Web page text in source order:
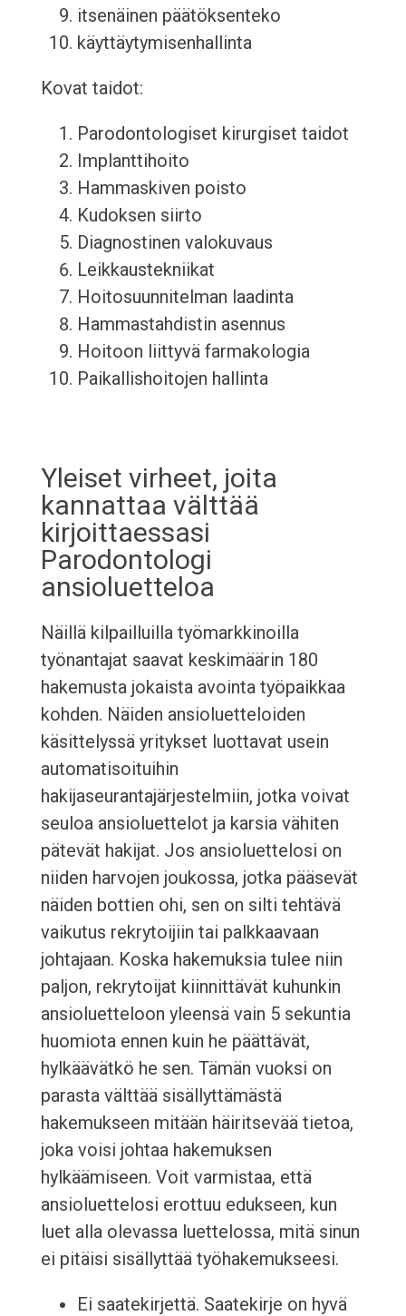
itsenäinen päätöksenteko
käyttäytymisenhallinta
Kovat taidot:
Parodontologiset kirurgiset taidot
Implanttihoito
Hammaskiven poisto
Kudoksen siirto
Diagnostinen valokuvaus
Leikkaustekniikat
Hoitosuunnitelman laadinta
Hammastahdistin asennus
Hoitoon liittyvä farmakologia
Paikallishoitojen hallinta
Yleiset virheet, joita
kannattaa välttää
kirjoittaessasi
Parodontologi
ansioluetteloa
Näillä kilpailluilla työmarkkinoilla
työnantajat saavat keskimäärin 180
hakemusta jokaista avointa työpaikkaa
kohden. Näiden ansioluetteloiden
käsittelyssä yritykset luottavat usein
automatisoituihin
hakijaseurantajärjestelmiin, jotka voivat
seuloa ansioluettelot ja karsia vähiten
pätevät hakijat. Jos ansioluettelosi on
niiden harvojen joukossa, jotka pääsevät
näiden bottien ohi, sen on silti tehtävä
vaikutus rekrytoijiin tai palkkaavaan
johtajaan. Koska hakemuksia tulee niin
paljon, rekrytoijat kiinnittävät kuhunkin
ansioluetteloon yleensä vain 5 sekuntia
huomiota ennen kuin he päättävät,
hylkäävätkö he sen. Tämän vuoksi on
parasta välttää sisällyttämästä
hakemukseen mitään häiritsevää tietoa,
joka voisi johtaa hakemuksen
hylkäämiseen. Voit varmistaa, että
ansioluettelosi erottuu edukseen, kun
luet alla olevassa luettelossa, mitä sinun
ei pitäisi sisällyttää työhakemukseesi.
Ei saatekirjettä. Saatekirje on hyvä